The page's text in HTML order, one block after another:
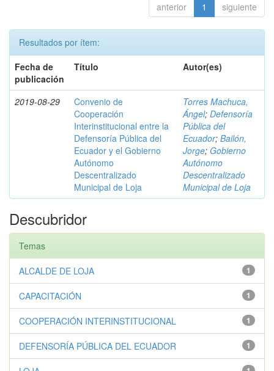
anterior 1 siguiente
Resultados por ítem:
Fecha de
publicación
Título Autor(es)
2019-08-29
Convenio de
Cooperación
Interinstitucional entre la
Defensoría Pública del
Ecuador y el Gobierno
Autónomo
Descentralizado
Municipal de Loja
Torres Machuca,
Ángel; Defensoría
Pública del
Ecuador; Bailón,
Jorge; Gobierno
Autónomo
Descentralizado
Municipal de Loja
Descubridor
Temas
1
ALCALDE DE LOJA
1
CAPACITACIÓN
1
COOPERACIÓN INTERINSTITUCIONAL
1
DEFENSORÍA PÚBLICA DEL ECUADOR